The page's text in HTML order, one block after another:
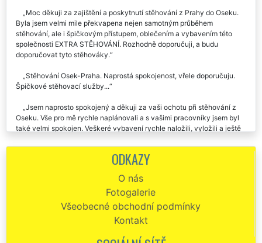
Moc děkuji za zajištění a poskytnutí stěhování z Prahy do Oseku.
Byla jsem velmi mile překvapena nejen samotným průběhem
stěhování, ale i špičkovým přístupem, oblečením a vybavením této
společnosti EXTRA STĚHOVÁNÍ. Rozhodně doporučuji, a budu
Stěhování Osek-Praha. Naprostá spokojenost, vřele doporučuju.
Jsem naprosto spokojený a děkuji za vaši ochotu při stěhování z
Oseku. Vše pro mě rychle naplánovali a s vašimi pracovníky jsem byl
mě dovezli zpět k mému autu. Moc děkuji.
Děkuji za profesionální přístup a velkou pomoc. Stěhování z Oseku
do Prahy proběhlo hladce a cena byla více než příznivá. Mohu jen
EXTRA STĚHOVÁNÍ mohu doporučit! Byla jsem příjemně
překvapena, jak byl celý team stěhováků super ochotný, milý a celé
stěhování v Oseku s nimi proběhlo bez problémů a velmi
ODKAZY
O nás
Fotogalerie
Všeobecné obchodní podmínky
Kontakt